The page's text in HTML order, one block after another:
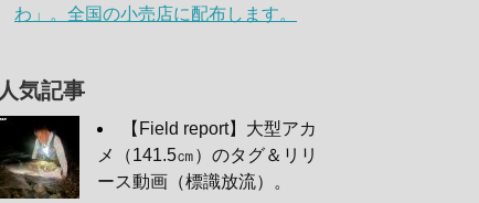
わ」。全国の小売店に配布します。
人気記事
【Field report】大型アカ
メ（141.5㎝）のタグ＆リリ
ース動画（標識放流）。